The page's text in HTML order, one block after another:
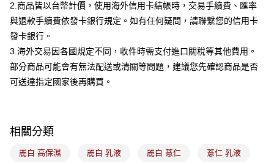
流程，驗證手機門號後，選擇欲分期的期數、繳款截止日，確認付款後即完
成交易。
3.實際核准額度、可分期數及費用金額請依後續交易確認頁面所載為準。
4.訂單成立30分鐘內，如未前往確認交易或遇審核未通過，訂單將自動取
消。如遇「轉專審核」未通過狀況，表示未達大哥付你分期系統評分，恕無
法說明評估內容。
【繳款方式說明】
1.分期款項不併入電信帳單，「大哥付你分期」於每月結算日後寄送繳費提
【注意事項】
1.本服務係由「台灣大哥大股份有限公司」（以下簡稱本公司）所提供，讓
用戶於交易時，得透過本服務購買商品或服務，並由商店將買賣／分期付款
運送方式
全家取貨付款
每筆NT$100，滿NT$899(含以上)免運費
付款後全家取貨
每筆NT$100，滿NT$899(含以上)免運費
每筆NT$100，滿NT$899(含以上)免運費
付款後7-11取貨
2.商品皆以台幣計價，使用海外信用卡結帳時，交易手續費、匯率
與退款手續費依發卡銀行規定。如有任何疑問，請聯繫您的信用卡
發卡銀行。
3.海外交易因各國規定不同，收件時需支付進口關稅等其他費用。
部分商品可能會有無法配送或清關等問題，建議您先確認商品是否
可送達指定國家後再購買。
相關分類
麗白 高保濕 麗白 乳液 麗白 薏仁 薏仁 乳液